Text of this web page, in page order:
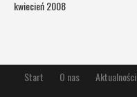
kwiecień 2008
Start O nas Aktualności